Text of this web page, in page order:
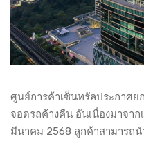
ศูนย์การค้าเซ็นทรัลประกาศ
จอดรถค้างคืน อันเนื่องมาจา
มีนาคม 2568 ลูกค้าสามารถน